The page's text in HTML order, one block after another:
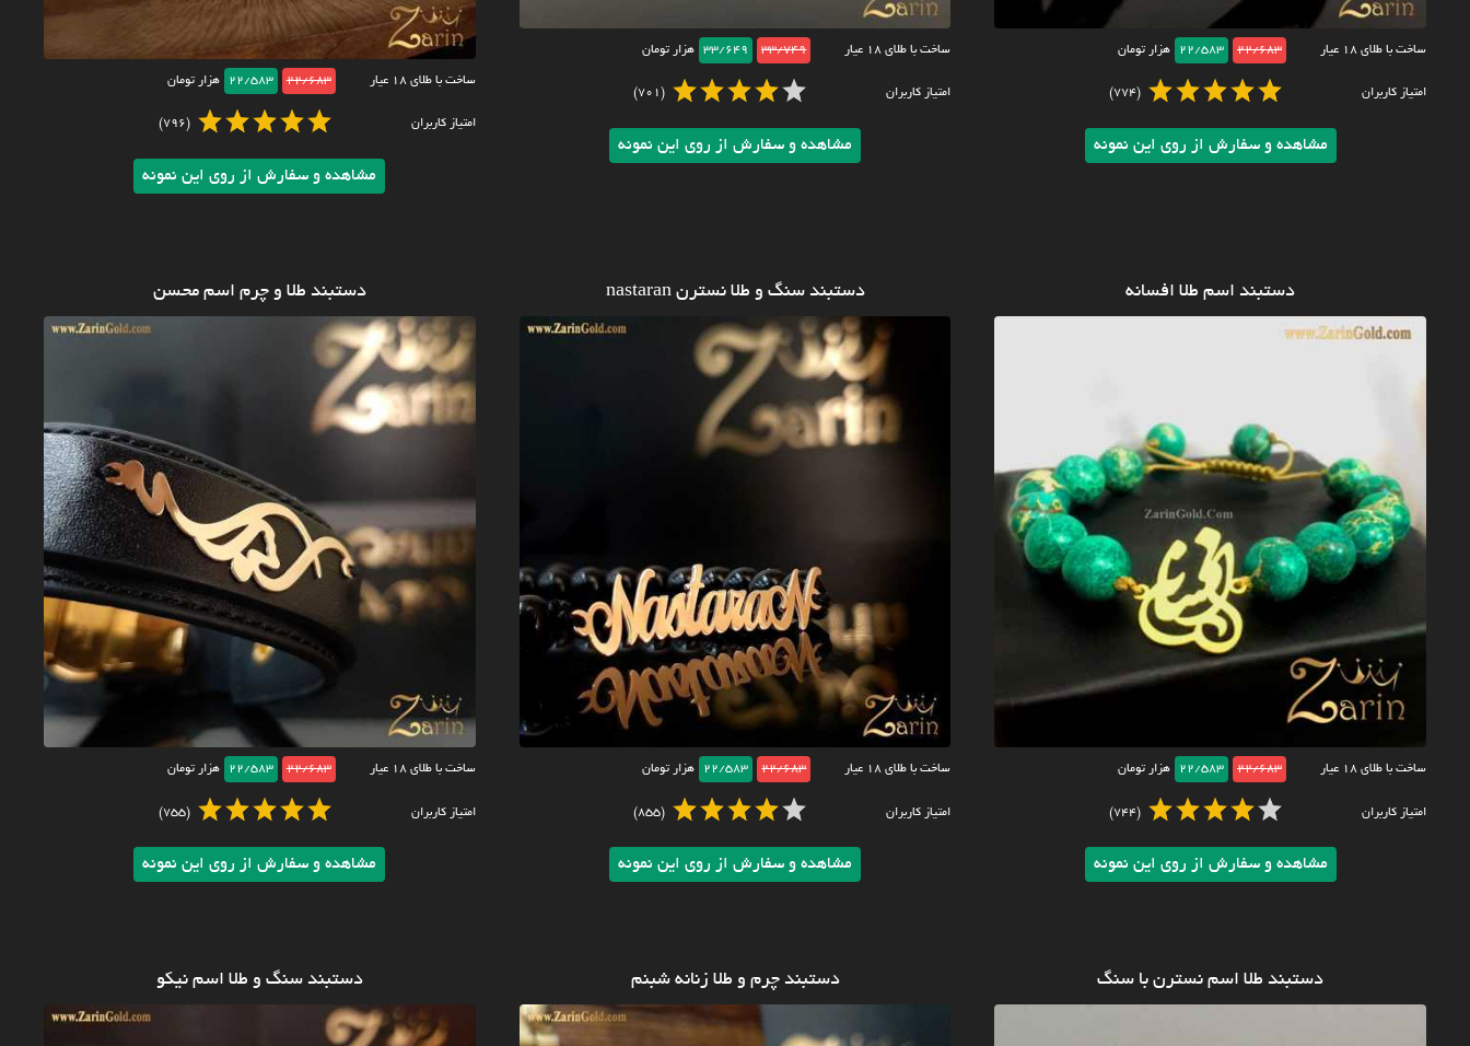
ساخت با طلای ۱۸ عیار 22/683
22/583 هزار تومان
امتیاز کاربران (774)
مشاهده و سفارش از روی این نمونه
ساخت با طلای ۱۸ عیار 33/749
33/649 هزار تومان
امتیاز کاربران (701)
مشاهده و سفارش از روی این نمونه
ساخت با طلای ۱۸ عیار 22/683
22/583 هزار تومان
امتیاز کاربران (796)
مشاهده و سفارش از روی این نمونه
دستبند اسم طلا افسانه
ساخت با طلای ۱۸ عیار 22/683
22/583 هزار تومان
امتیاز کاربران (744)
مشاهده و سفارش از روی این نمونه
دستبند سنگ و طلا نسترن nastaran
ساخت با طلای ۱۸ عیار 22/683
22/583 هزار تومان
امتیاز کاربران (855)
مشاهده و سفارش از روی این نمونه
دستبند طلا و چرم اسم محسن
ساخت با طلای ۱۸ عیار 22/683
22/583 هزار تومان
امتیاز کاربران (755)
مشاهده و سفارش از روی این نمونه
دستبند طلا اسم نسترن با سنگ دستبند چرم و طلا زنانه شبنم دستبند سنگ و طلا اسم نیکو